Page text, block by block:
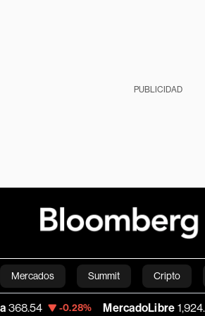
PUBLICIDAD
Mercados Summit Cripto
Economía Estilo de vida
MercadoLibre 1,924.95 +1.85%